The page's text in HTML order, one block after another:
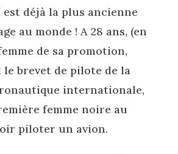
déjà la plus ancienne
au monde ! A 28 ans, (en
de sa promotion,
le brevet de pilote de la
internationale,
femme noire au
piloter un avion.